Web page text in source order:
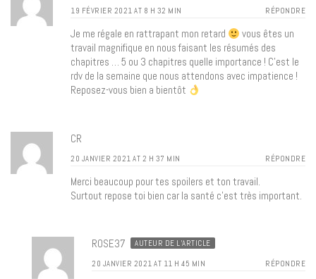
19 FÉVRIER 2021 AT 8 H 32 MIN RÉPONDRE
Je me régale en rattrapant mon retard
vous êtes un
travail magnifique en nous faisant les résumés des
chapitres … 5 ou 3 chapitres quelle importance ! C’est le
rdv de la semaine que nous attendons avec impatience !
Reposez-vous bien a bientôt
CR
20 JANVIER 2021 AT 2 H 37 MIN RÉPONDRE
Merci beaucoup pour tes spoilers et ton travail.
Surtout repose toi bien car la santé c’est très important.
ROSE37 AUTEUR DE L’ARTICLE
20 JANVIER 2021 AT 11 H 45 MIN RÉPONDRE